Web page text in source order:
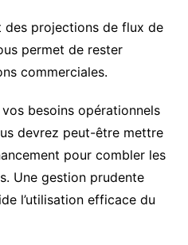
projections de flux de
permet de rester
commerciales.
besoins opérationnels
devrez peut-être mettre
pour combler les
Une gestion prudente
l’utilisation efficace du